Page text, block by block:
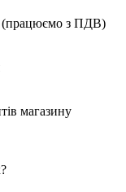
(працюємо з ПДВ)
магазину